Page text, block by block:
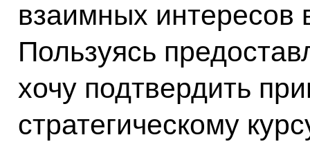
взаимных интересов
Пользуясь
хочу подтвердить
стратегическому